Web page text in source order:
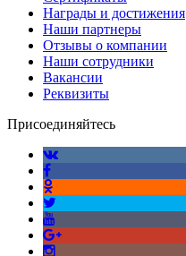
Награды и достижения
Наши партнеры
Отзывы о компании
Наши сотрудники
Вакансии
Реквизиты
Присоединяйтесь